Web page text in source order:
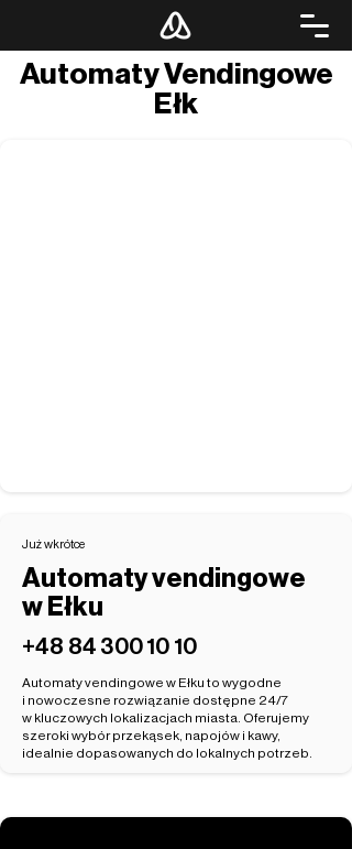
Automaty Vendingowe
Ełk
Już wkrótce
Automaty vendingowe
w Ełku
‭+48 84 300 10 10‬
Automaty vendingowe w Ełku to wygodne
i nowoczesne rozwiązanie dostępne 24/7
w kluczowych lokalizacjach miasta. Oferujemy
szeroki wybór przekąsek, napojów i kawy,
idealnie dopasowanych do lokalnych potrzeb.